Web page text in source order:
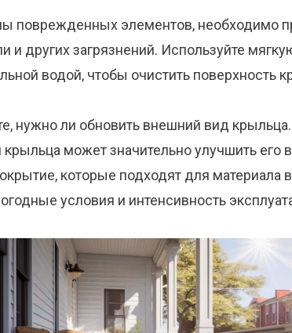
поврежденных элементов, необходимо
и других загрязнений. Используйте
водой, чтобы очистить поверхность
нужно ли обновить внешний вид
крыльца может значительно улучшить
которые подходят для материала
условия и интенсивность